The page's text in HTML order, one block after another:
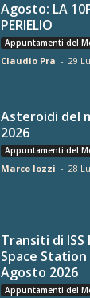
Agosto: LA
PERIELIO
Appuntamenti del
Claudio Pra - 29
Asteroidi del
2026
Appuntamenti del
Marco Iozzi - 28
Transiti di
Space
Agosto 2026
Appuntamenti del